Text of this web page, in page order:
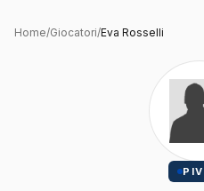
Home/Giocatori/Eva Rosselli